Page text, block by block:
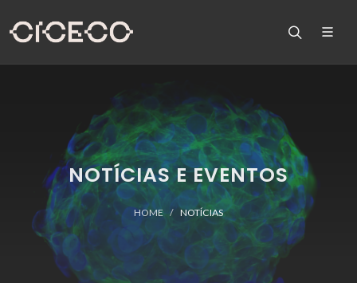
NOTÍCIAS E EVENTOS
HOME NOTÍCIAS